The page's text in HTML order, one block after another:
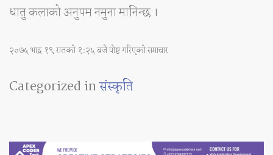
धातु कलाको अनुपम नमुना मानिन्छ ।
२०७५ भाद्र १९ रातको १ः२५ बजे पोष्ट गरिएको समाचार
Categorized inसंस्कृति